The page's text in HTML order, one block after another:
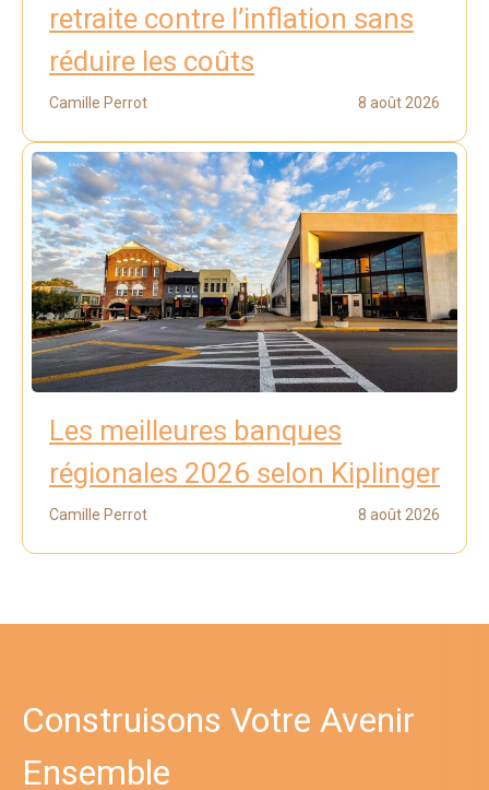
retraite contre l’inflation sans
réduire les coûts
Camille Perrot 8 août 2026
Les meilleures banques
régionales 2026 selon Kiplinger
Camille Perrot 8 août 2026
Construisons Votre Avenir
Ensemble